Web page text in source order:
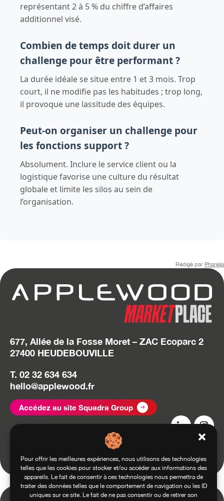
Pour offrir les meilleures expériences, nous utilisons des technologies
telles que les cookies pour stocker et/ou accéder aux informations des
appareils. Le fait de consentir à ces technologies nous permettra de
traiter des données telles que le comportement de navigation ou les ID
uniques sur ce site. Le fait de ne pas consentir ou de retirer son
représentant 2 à 5 % du chiffre d’affaires
additionnel visé.
Combien de temps doit durer un
challenge pour être performant ?
La durée idéale se situe entre 1 et 3 mois. Trop
court, il ne modifie pas les habitudes ; trop long,
il provoque une lassitude des équipes.
Peut-on organiser un challenge pour
les fonctions support ?
Absolument. Inclure le service client ou la
logistique favorise une culture du résultat
globale et limite les silos au sein de
l’organisation.
Rédigé par Pharelia
677, Allée de la Fosse Moret – ZAC Ecoparc 2
27400 HEUDEBOUVILLE
T. 02 32 634 634
hello@applewood.fr
Accédez au site Squadra Group
Conditions générales de vente
Mentions légales
Politique de confidentialité